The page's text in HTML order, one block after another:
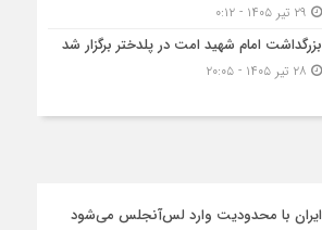
بزرگداشت امام شهید امت در پلدختر برگزار شد
ایران با محدودیت وارد لس‌آنجلس می‌شود